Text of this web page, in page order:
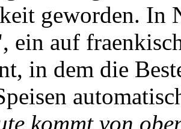
geworden. In
ein auf
in dem die
kommt von